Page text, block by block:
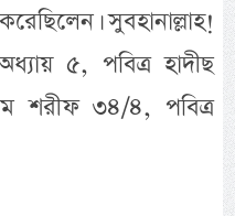
সুবহানাল্লাহ!
৫, পবিত্র হাদীছ
শরীফ ৩৪/৪, পবিত্র